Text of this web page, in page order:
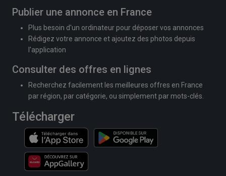
Publier une annonce en France
Plus besoin d'un ordinateur pour déposer vos annonces
Rédigez votre annonce et ajoutez des photos depuis
l'application
Consulter des offres en lignes
Recherchez facilement les meilleures offres en France
par région, par catégorie, ou simplement par mots-clés.
Télécharger